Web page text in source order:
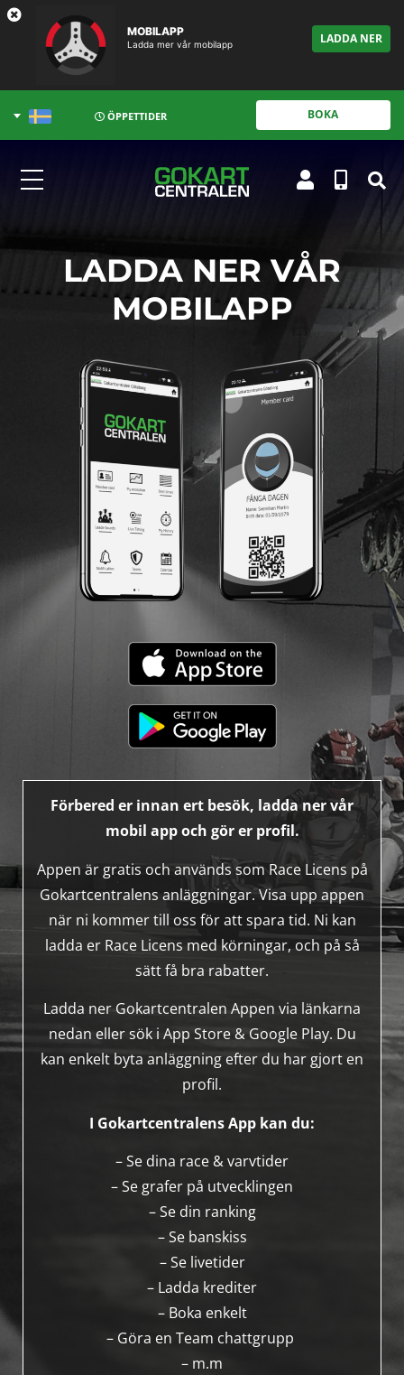
MOBILAPP
Ladda mer vår mobilapp LADDA NER
ÖPPETTIDER BOKA
Förbered er innan ert besök, ladda ner vår
mobil app och gör er profil.
Appen är gratis och används som Race Licens på
Gokartcentralens anläggningar. Visa upp appen
när ni kommer till oss för att spara tid. Ni kan
ladda er Race Licens med körningar, och på så
sätt få bra rabatter.
Ladda ner Gokartcentralen Appen via länkarna
nedan eller sök i App Store & Google Play. Du
kan enkelt byta anläggning efter du har gjort en
profil.
I Gokartcentralens App kan du:
– Se dina race & varvtider
– Se grafer på utvecklingen
– Se din ranking
– Se banskiss
– Se livetider
– Ladda krediter
– Boka enkelt
– Göra en Team chattgrupp
– m.m
LADDA NER VÅR
MOBILAPP